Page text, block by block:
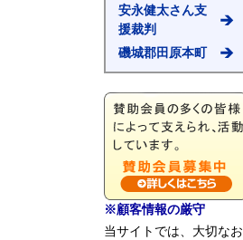
安永健太さん支
援裁判
磯城郡田原本町
※顧客情報の厳守
当サイトでは、大切なお